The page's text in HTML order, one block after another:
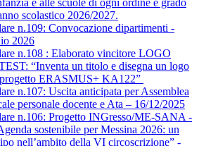
e alle scuole di ogni ordine e grado
scolastico 2026/2027.
n.109: Convocazione dipartimenti -
2026
n.108 : Elaborato vincitore LOGO
“Inventa un titolo e disegna un logo
ERASMUS+ KA122”
n.107: Uscita anticipata per Assemblea
personale docente e Ata – 16/12/2025
n.106: Progetto INGresso/ME-SANA -
sostenibile per Messina 2026: un
nell’ambito della VI circoscrizione” -